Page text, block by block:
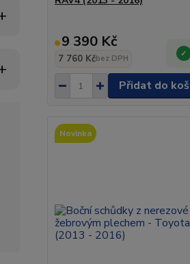
9 390 Kč
7 760 Kčbez DPH
Přidat do
Novinka